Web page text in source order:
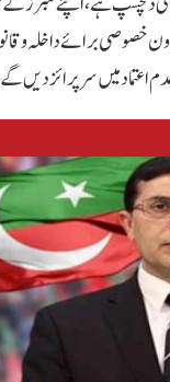
خصوصی برائے داخلہ و
اعتماد میں سرپرائز دیں